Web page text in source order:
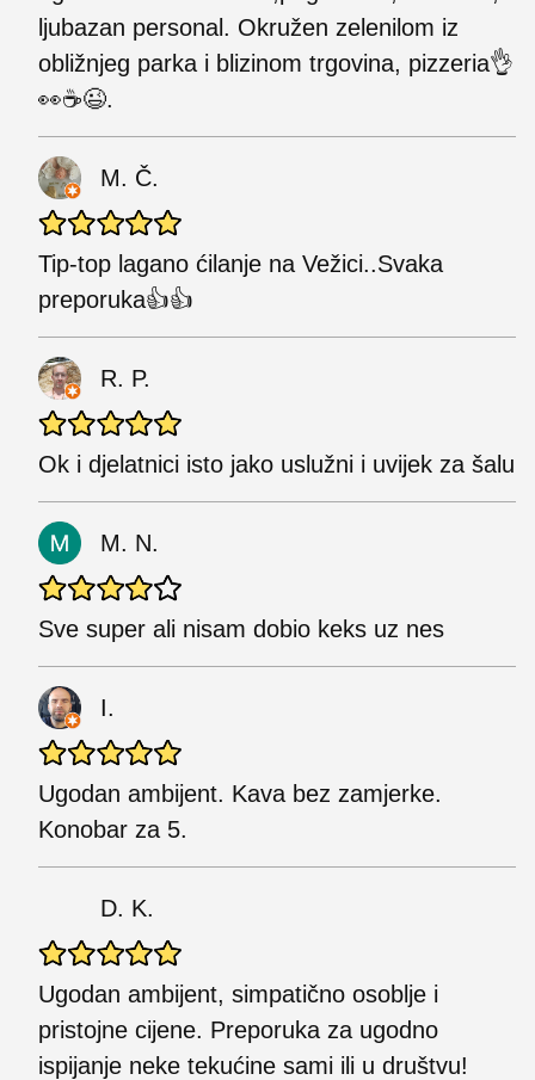
ljubazan personal. Okružen zelenilom iz
obližnjeg parka i blizinom trgovina, pizzeria👌
👀☕😉.
M. Č.
Tip-top lagano ćilanje na Vežici..Svaka
preporuka👍👍
R. P.
Ok i djelatnici isto jako uslužni i uvijek za šalu
M. N.
Sve super ali nisam dobio keks uz nes
I.
Ugodan ambijent. Kava bez zamjerke.
Konobar za 5.
D. K.
Ugodan ambijent, simpatično osoblje i
pristojne cijene. Preporuka za ugodno
ispijanje neke tekućine sami ili u društvu!